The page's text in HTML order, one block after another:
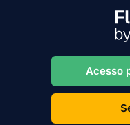
Acesso